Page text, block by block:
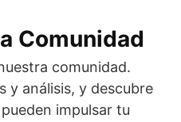
Comunidad
comunidad.
y análisis, y descubre
impulsar tu